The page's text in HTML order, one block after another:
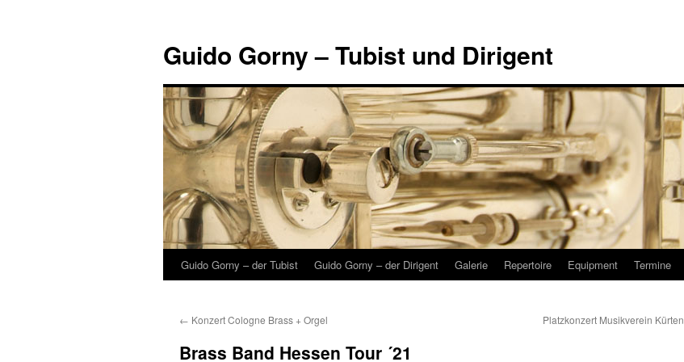
Guido Gorny – Tubist und Dirigent
Zum
springen
Guido Gorny – der Tubist Guido Gorny – der Dirigent Galerie Repertoire Equipment Termine
← Konzert Cologne Brass + Orgel Platzkonzert Musikverein Kürten
Brass Band Hessen Tour ´21